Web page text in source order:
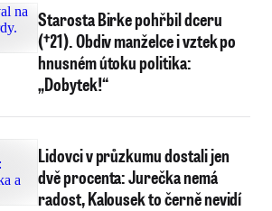
Starosta Birke pohřbil dceru
(†21). Obdiv manželce i vztek po
hnusném útoku politika:
„Dobytek!“
Lidovci v průzkumu dostali jen
dvě procenta: Jurečka nemá
radost, Kalousek to černě nevidí